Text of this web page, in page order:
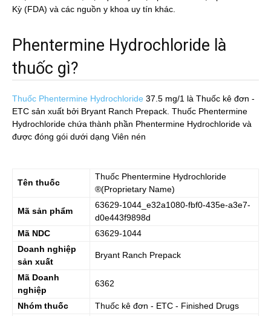
Kỳ (FDA) và các nguồn y khoa uy tín khác.
Phentermine Hydrochloride là
thuốc gì?
Thuốc Phentermine Hydrochloride 37.5 mg/1 là Thuốc kê đơn -
ETC sản xuất bởi Bryant Ranch Prepack. Thuốc Phentermine
Hydrochloride chứa thành phần Phentermine Hydrochloride và
được đóng gói dưới dạng Viên nén
Tên thuốc
Thuốc Phentermine Hydrochloride
®(Proprietary Name)
Mã sản phẩm
63629-1044_e32a1080-fbf0-435e-a3e7-
d0e443f9898d
Mã NDC
63629-1044
Doanh nghiệp
sản xuất
Bryant Ranch Prepack
Mã Doanh
nghiệp
6362
Nhóm thuốc Thuốc kê đơn - ETC - Finished Drugs